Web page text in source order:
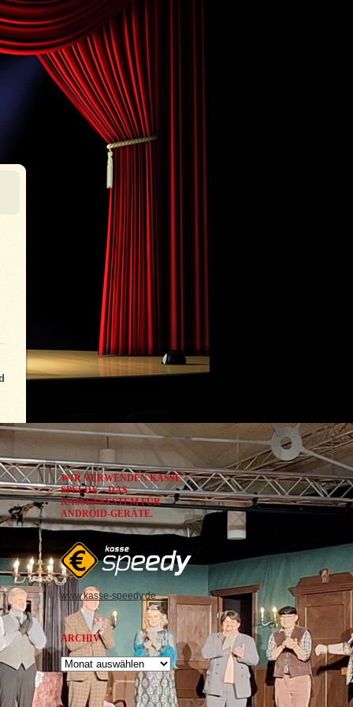
WIR VERWENDEN KASSE
SPEEDY – DAS
KASSENSYSTEM FÜR
ANDROID-GERÄTE.
www.kasse-speedy.de
ARCHIV
Archiv